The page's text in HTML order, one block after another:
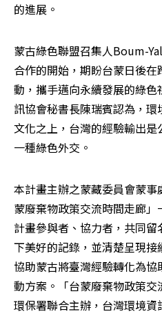
的進展。
蒙古綠色聯盟召集人Boum-
合作的開始，期盼台蒙日後
動，攜手邁向永續發展的綠
訊協會秘書長陳瑞賓認為，
文化之上，台灣的經驗輸出
一種綠色外交。
本計畫主辦之蒙藏委員會蒙
蒙廢棄物政策交流時間走廊
計畫參與者、協力者，共同
下美好的記錄，並清楚呈現
協助蒙古將臺灣經驗轉化為
動方案。「台蒙廢棄物政策
環保署聯合主辦，台灣環境資